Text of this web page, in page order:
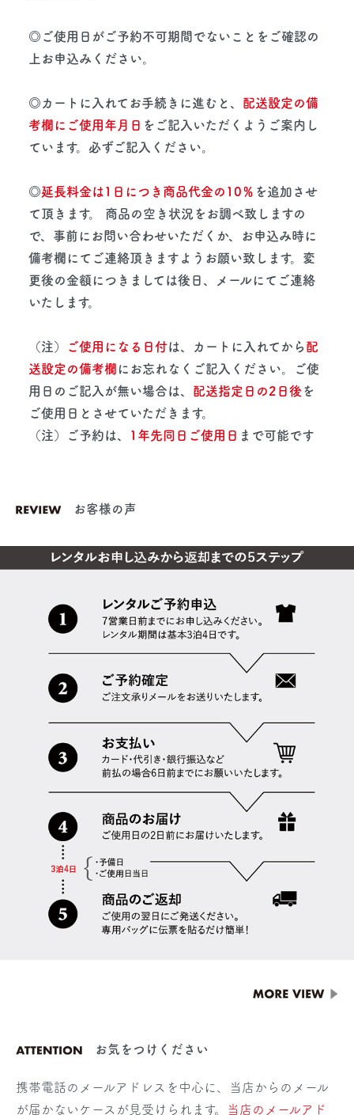
◎ご使用日がご予約不可期間でないことをご確認の
上お申込みください。
◎カートに入れてお手続きに進むと、 配送設定の備
考欄にご使用年月日 をご記入いただくようご案内し
ています。必ずご記入ください。
◎延長料金は1日につき商品代金の10％ を追加させ
て頂きます。 商品の空き状況をお調べ致しますの
で、事前にお問い合わせいただくか、お申込み時に
備考欄にてご連絡頂きますようお願い致します。変
更後の金額につきましては後日、メールにてご連絡
いたします。
（注） ご使用になる日付は、カートに入れてから配
送設定の備考欄 にお忘れなくご記入ください。ご使
用日のご記入が無い場合は、 配送指定日の2日後 を
ご使用日とさせていただきます。
（注）ご予約は、
1年先同日ご使用日 まで可能です
お客様の声
お気をつけください
携帯電話のメールアドレスを中心に、当店からのメール
が届かないケースが見受けられます。
当店のメールアド